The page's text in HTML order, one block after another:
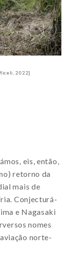
2022]
eis, então,
retorno da
mais de
Conjecturá-
e Nagasaki
nomes
norte-